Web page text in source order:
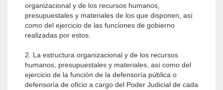
organizacional y de los recursos humanos,
presupuestales y materiales de los que disponen, así
como del ejercicio de las funciones de gobierno
realizadas por estos.
2. La estructura organizacional y de los recursos
humanos, presupuestales y materiales, así como del
ejercicio de la función de la defensoría pública o
defensoría de oficio a cargo del Poder Judicial de cada